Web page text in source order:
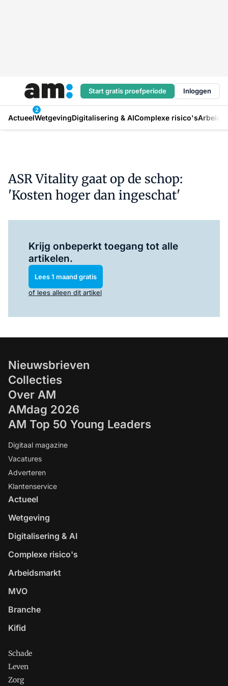
Start gratis proefperiode Inloggen
Actueel
2
WetgevingDigitalisering & AIComplexe risico's
ASR Vitality gaat op de schop:
'Kosten hoger dan ingeschat'
Krijg onbeperkt toegang tot alle
artikelen.
Lees 1 maand gratis
of lees alleen dit artikel
Nieuwsbrieven
Collecties
Over AM
AMdag 2026
AM Top 50 Young Leaders
Digitaal magazine
Vacatures
Adverteren
Klantenservice
Actueel
Wetgeving
Digitalisering & AI
Complexe risico's
Arbeidsmarkt
MVO
Branche
Kifid
Schade
Leven
Zorg